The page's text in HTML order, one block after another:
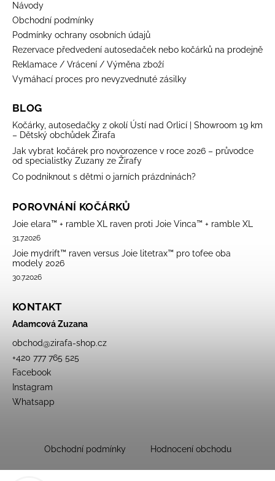
Návody
Obchodní podmínky
Podmínky ochrany osobních údajů
Rezervace předvedení autosedaček nebo kočárků na prodejně
Reklamace / Vrácení / Výměna zboží
Vymáhací proces pro nevyzvednuté zásilky
BLOG
Kočárky, autosedačky z okolí Ústí nad Orlicí | Showroom 19 km
– Dětský obchůdek Žirafa
Jak vybrat kočárek pro novorozence v roce 2026 – průvodce
od specialistky Zuzany ze Žirafy
Co podniknout s dětmi o jarních prázdninách?
POROVNÁNÍ KOČÁRKŮ
Joie elara™ + ramble XL raven proti Joie Vinca™ + ramble XL
31.7.2026
Joie mydrift™ raven versus Joie litetrax™ pro tofee oba
modely 2026
30.7.2026
KONTAKT
Adamcová Zuzana
obchod@zirafa-shop.cz
+420 777 765 525
Facebook
Instagram
Whatsapp
Obchodní podmínky Hodnocení obchodu